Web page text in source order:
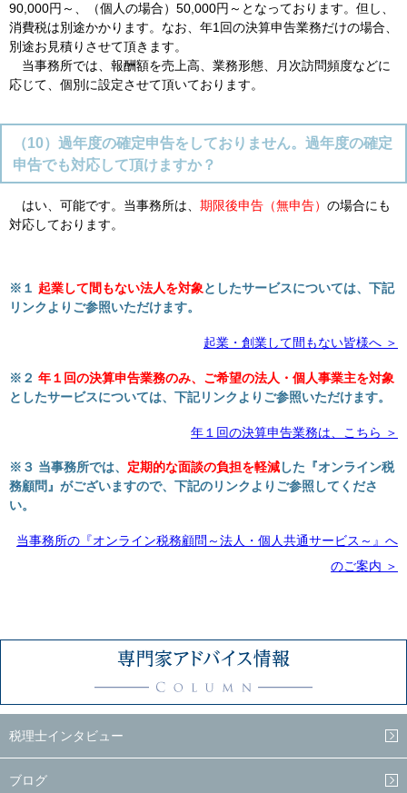
90,000円～、（個人の場合）50,000円～となっております。但し、
消費税は別途かかります。なお、年1回の決算申告業務だけの場合、
別途お見積りさせて頂きます。
当事務所では、報酬額を売上高、業務形態、月次訪問頻度などに
応じて、個別に設定させて頂いております。
（10）過年度の確定申告をしておりません。過年度の確定
申告でも対応して頂けますか？
はい、可能です。当事務所は、 期限後申告（無申告） の場合にも
対応しております。
※１ 起業して間もない法人を対象としたサービスについては、下記
リンクよりご参照いただけます。
起業・創業して間もない皆様へ ＞
※２ 年１回の決算申告業務のみ、ご希望の法人・個人事業主を対象
としたサービスについては、下記リンクよりご参照いただけます。
年１回の決算申告業務は、こちら ＞
※３ 当事務所では、 定期的な面談の負担を軽減した『オンライン税
務顧問』がございますので、下記のリンクよりご参照してくださ
い。
当事務所の『オンライン税務顧問 ～法人・個人共通サービス～ 』へ
のご案内 ＞
税理士インタビュー
ブログ